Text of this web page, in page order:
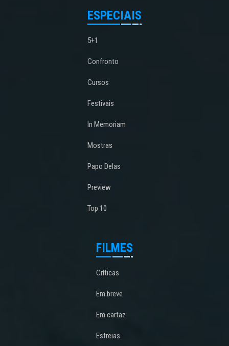
ESPECIAIS
5+1
Confronto
Cursos
Festivais
In Memoriam
Mostras
Papo Delas
Preview
Top 10
FILMES
Críticas
Em breve
Em cartaz
Estreias